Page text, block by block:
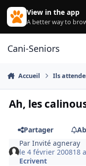
Aller au contenu
View in the app
A better way to
Cani-Seniors
Accueil Ils
Ah, les
Partager
ParInvité agneray
le 4 février 200818 a
Ecrivent